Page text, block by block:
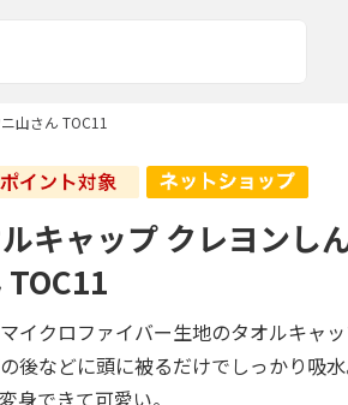
山さん TOC11
キャップ クレヨンし
イクロファイバー生地のタオルキャッ
後などに頭に被るだけでしっかり吸水
身できて可愛い。